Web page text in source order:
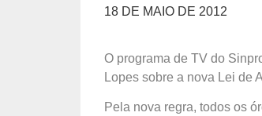
18 DE MAIO DE 2012
O programa de TV do
Lopes sobre a nova Lei de
Pela nova regra, todos os